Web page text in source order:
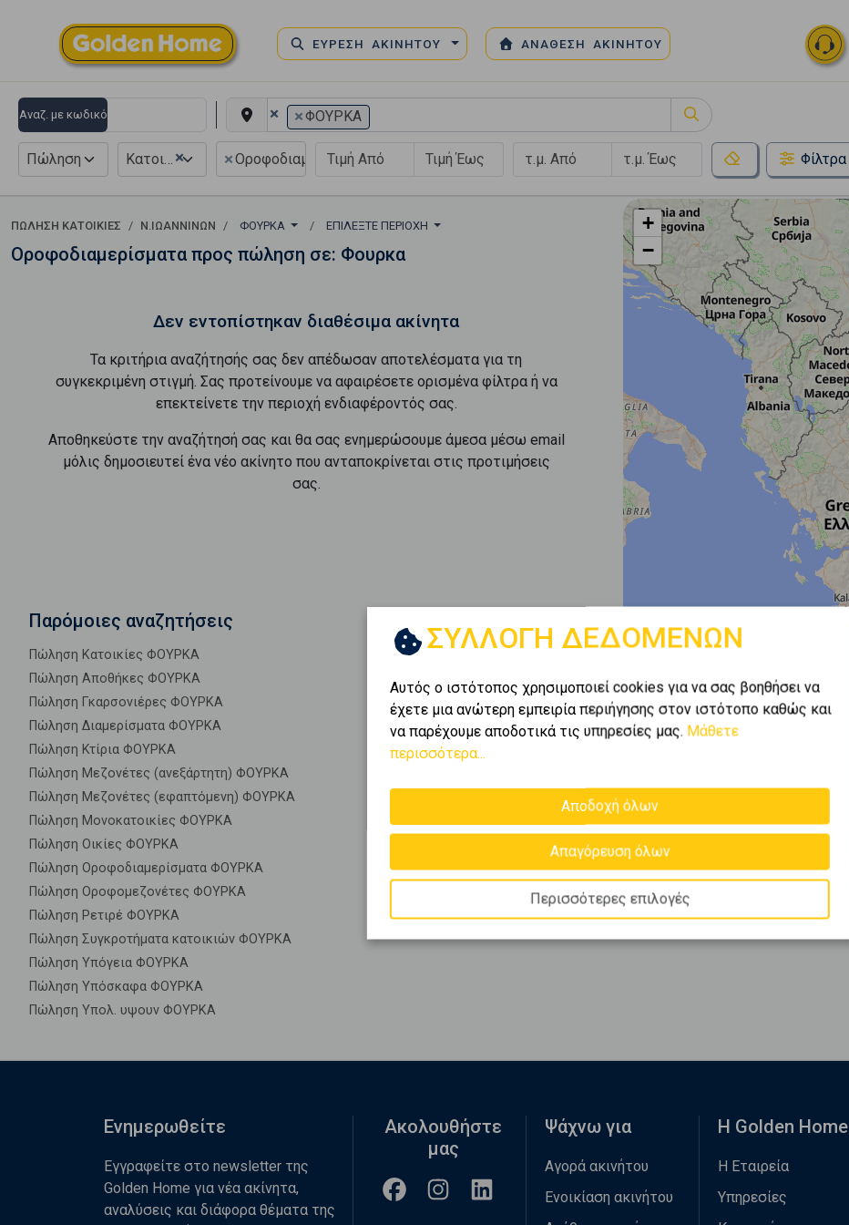
ΕΥΡΕΣΗ ΑΚΙΝΗΤΟΥ ΑΝΑΘΕΣΗ ΑΚΙΝΗΤΟΥ
Αναζ. με κωδικό × ×ΦΟΥΡΚΑ
Πώληση ×
Κατοικία ×Οροφοδιαμέρισμα Φίλτρα
ΠΏΛΗΣΗ ΚΑΤΟΙΚΊΕΣ Ν.ΙΩΑΝΝΙΝΩΝ ΦΟΥΡΚΑ ΕΠΙΛΈΞΤΕ ΠΕΡΙΟΧΉ
Οροφοδιαμερίσματα προς πώληση σε: Φουρκα
Δεν εντοπίστηκαν διαθέσιμα ακίνητα
Τα κριτήρια αναζήτησής σας δεν απέδωσαν αποτελέσματα για τη
συγκεκριμένη στιγμή. Σας προτείνουμε να αφαιρέσετε ορισμένα φίλτρα ή να
επεκτείνετε την περιοχή ενδιαφέροντός σας.
Αποθηκεύστε την αναζήτησή σας και θα σας ενημερώσουμε άμεσα μέσω email
μόλις δημοσιευτεί ένα νέο ακίνητο που ανταποκρίνεται στις προτιμήσεις
σας.
Παρόμοιες αναζητήσεις
Πώληση Κατοικίες ΦΟΥΡΚΑ
Πώληση Αποθήκες ΦΟΥΡΚΑ
Πώληση Γκαρσονιέρες ΦΟΥΡΚΑ
Πώληση Διαμερίσματα ΦΟΥΡΚΑ
Πώληση Κτίρια ΦΟΥΡΚΑ
Πώληση Μεζονέτες (ανεξάρτητη) ΦΟΥΡΚΑ
Πώληση Μεζονέτες (εφαπτόμενη) ΦΟΥΡΚΑ
Πώληση Μονοκατοικίες ΦΟΥΡΚΑ
Πώληση Οικίες ΦΟΥΡΚΑ
Πώληση Οροφοδιαμερίσματα ΦΟΥΡΚΑ
Πώληση Οροφομεζονέτες ΦΟΥΡΚΑ
Πώληση Ρετιρέ ΦΟΥΡΚΑ
Πώληση Συγκροτήματα κατοικιών ΦΟΥΡΚΑ
Πώληση Υπόγεια ΦΟΥΡΚΑ
Πώληση Υπόσκαφα ΦΟΥΡΚΑ
Πώληση Υπολ. υψουν ΦΟΥΡΚΑ
+
−
ΣΥΛΛΟΓΗ ΔΕΔΟΜΕΝΩΝ
Αυτός ο ιστότοπος χρησιμοποιεί cookies για να σας βοηθήσει να
έχετε μια ανώτερη εμπειρία περιήγησης στον ιστότοπο καθώς και
να παρέχουμε αποδοτικά τις υπηρεσίες μας. Μάθετε
περισσότερα...
Αποδοχή όλων
Απαγόρευση όλων
Περισσότερες επιλογές
Ενημερωθείτε
Εγγραφείτε στο newsletter της
Golden Home για νέα ακίνητα,
αναλύσεις και διάφορα θέματα της
Ακολουθήστε
μας
Ψάχνω για
Αγορά ακινήτου
Ενοικίαση ακινήτου
Η Golden Home
Η Εταιρεία
Υπηρεσίες